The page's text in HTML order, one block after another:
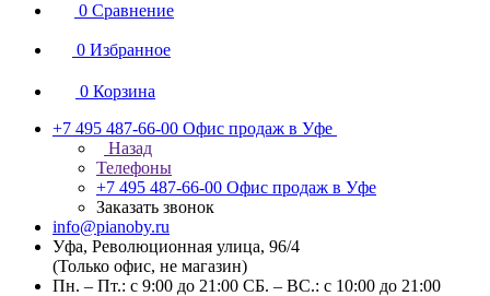
0 Сравнение
0 Избранное
0 Корзина
+7 495 487-66-00 Офис продаж в Уфе
Назад
Телефоны
+7 495 487-66-00 Офис продаж в Уфе
Заказать звонок
info@pianoby.ru
Уфа, Революционная улица, 96/4
(Только офис, не магазин)
Пн. – Пт.: с 9:00 до 21:00 СБ. – ВС.: с 10:00 до 21:00